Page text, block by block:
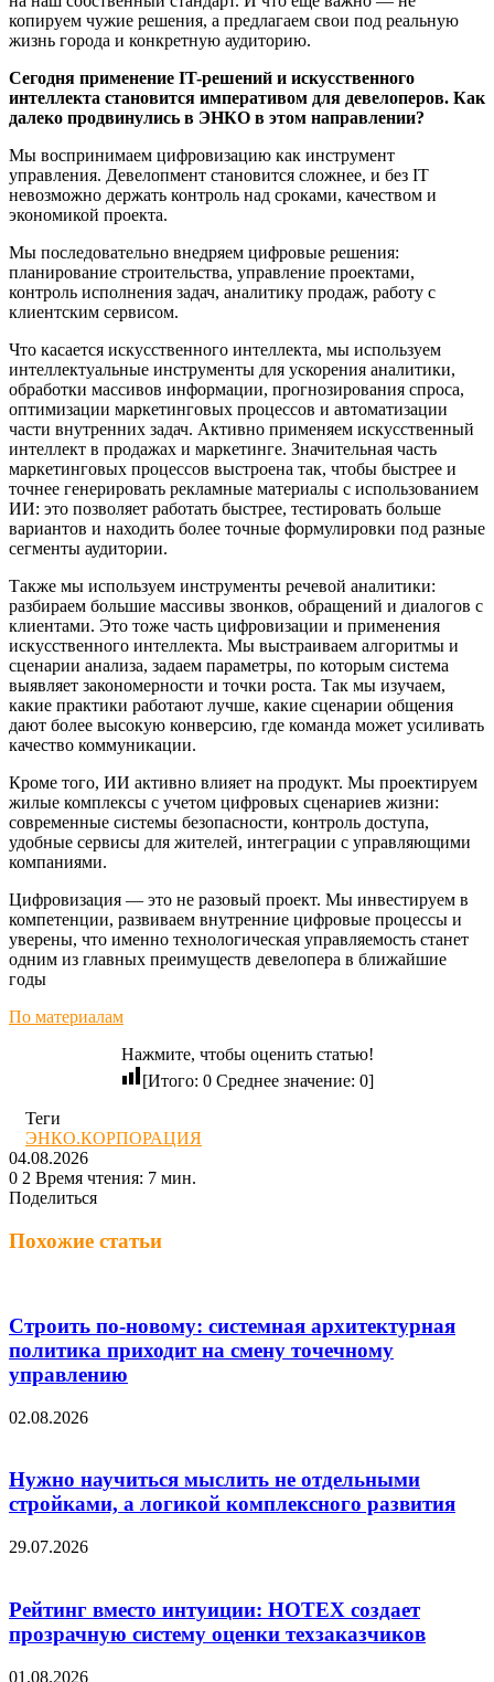
копируем чужие решения, а предлагаем свои под реальную
жизнь города и конкретную аудиторию.
Сегодня применение IT-решений и искусственного
интеллекта становится императивом для девелоперов. Как
далеко продвинулись в ЭНКО в этом направлении?
Мы воспринимаем цифровизацию как инструмент
управления. Девелопмент становится сложнее, и без IT
невозможно держать контроль над сроками, качеством и
экономикой проекта.
Мы последовательно внедряем цифровые решения:
планирование строительства, управление проектами,
контроль исполнения задач, аналитику продаж, работу с
клиентским сервисом.
Что касается искусственного интеллекта, мы используем
интеллектуальные инструменты для ускорения аналитики,
обработки массивов информации, прогнозирования спроса,
оптимизации маркетинговых процессов и автоматизации
части внутренних задач. Активно применяем искусственный
интеллект в продажах и маркетинге. Значительная часть
маркетинговых процессов выстроена так, чтобы быстрее и
точнее генерировать рекламные материалы с использованием
ИИ: это позволяет работать быстрее, тестировать больше
вариантов и находить более точные формулировки под разные
сегменты аудитории.
Также мы используем инструменты речевой аналитики:
разбираем большие массивы звонков, обращений и диалогов с
клиентами. Это тоже часть цифровизации и применения
искусственного интеллекта. Мы выстраиваем алгоритмы и
сценарии анализа, задаем параметры, по которым система
выявляет закономерности и точки роста. Так мы изучаем,
какие практики работают лучше, какие сценарии общения
дают более высокую конверсию, где команда может усиливать
качество коммуникации.
Кроме того, ИИ активно влияет на продукт. Мы проектируем
жилые комплексы с учетом цифровых сценариев жизни:
современные системы безопасности, контроль доступа,
удобные сервисы для жителей, интеграции с управляющими
компаниями.
Цифровизация — это не разовый проект. Мы инвестируем в
компетенции, развиваем внутренние цифровые процессы и
уверены, что именно технологическая управляемость станет
одним из главных преимуществ девелопера в ближайшие
годы
По материалам
Нажмите, чтобы оценить статью!
[Итого: 0 Среднее значение: 0]
Теги
ЭНКО.КОРПОРАЦИЯ
04.08.2026
0 2 Время чтения: 7 мин.
Поделиться
через
Похожие статьи
Строить по-новому: системная архитектурная
политика приходит на смену точечному
управлению
02.08.2026
Нужно научиться мыслить не отдельными
стройками, а логикой комплексного развития
29.07.2026
Рейтинг вместо интуиции: НОТЕХ создает
прозрачную систему оценки техзаказчиков
01.08.2026